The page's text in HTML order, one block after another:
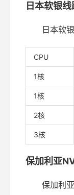
日本软银
日本软
CPU
1核
1核
2核
3核
保加利亚
保加利